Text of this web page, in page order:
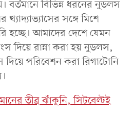
বিভিন্ন ধরনের নুডলস
খ্যাদ্যাভ্যাসের সঙ্গে মিশে
হচ্ছে। আমাদের দেশে যেমন
দিয়ে রান্না করা হয় নুডলস,
পরিবেশন করা রিগাটোনি
তীব্র ঝাঁকুনি, সিটবেল্টই